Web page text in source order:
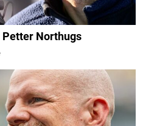
Petter Northugs